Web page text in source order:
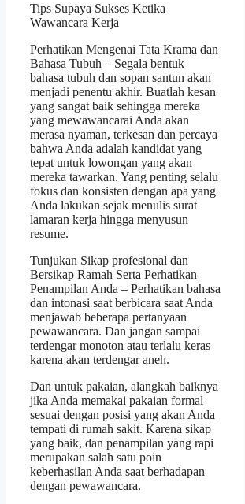
Tips Supaya Sukses Ketika
Wawancara Kerja
Perhatikan Mengenai Tata Krama dan
Bahasa Tubuh – Segala bentuk
bahasa tubuh dan sopan santun akan
menjadi penentu akhir. Buatlah kesan
yang sangat baik sehingga mereka
yang mewawancarai Anda akan
merasa nyaman, terkesan dan percaya
bahwa Anda adalah kandidat yang
tepat untuk lowongan yang akan
mereka tawarkan. Yang penting selalu
fokus dan konsisten dengan apa yang
Anda lakukan sejak menulis surat
lamaran kerja hingga menyusun
resume.
Tunjukan Sikap profesional dan
Bersikap Ramah Serta Perhatikan
Penampilan Anda – Perhatikan bahasa
dan intonasi saat berbicara saat Anda
menjawab beberapa pertanyaan
pewawancara. Dan jangan sampai
terdengar monoton atau terlalu keras
karena akan terdengar aneh.
Dan untuk pakaian, alangkah baiknya
jika Anda memakai pakaian formal
sesuai dengan posisi yang akan Anda
tempati di rumah sakit. Karena sikap
yang baik, dan penampilan yang rapi
merupakan salah satu poin
keberhasilan Anda saat berhadapan
dengan pewawancara.